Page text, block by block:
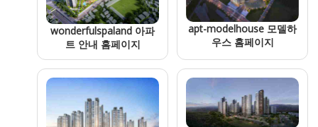
wonderfulspaland 아파
트 안내 홈페이지
apt-modelhouse 모델하
우스 홈페이지